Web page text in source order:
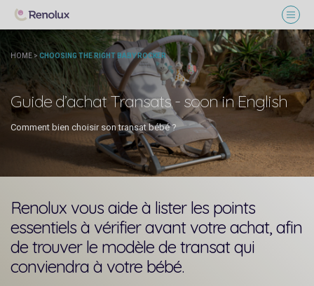
HOME > CHOOSING THE RIGHT BABY ROCKER
Guide d’achat Transats - soon in English
Comment bien choisir son transat bébé ?
Renolux vous aide à lister les points
essentiels à vérifier avant votre achat, afin
de trouver le modèle de transat qui
conviendra à votre bébé.